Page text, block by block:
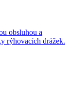
obsluhou a
rýhovacích drážek.